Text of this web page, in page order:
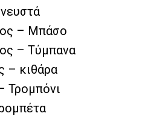
– Μπάσο
– Τύμπανα
– κιθάρα
Τρομπόνι